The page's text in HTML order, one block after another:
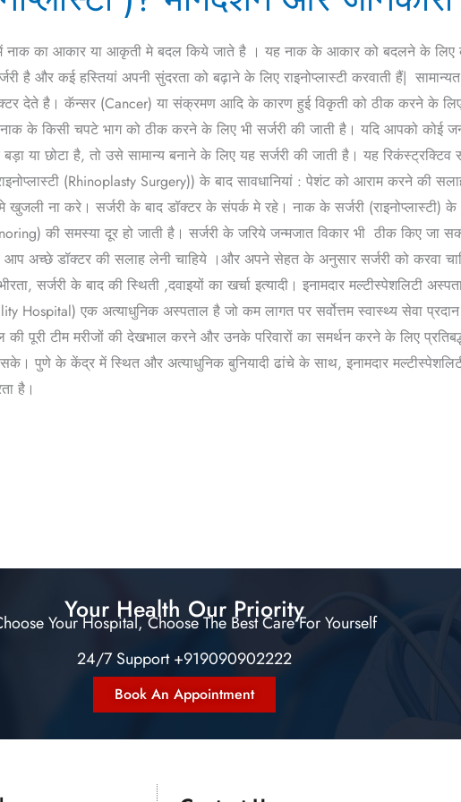
नाक का आकार या आकृती मे बदल किये जाते है । यह नाक के आकार को बदलने के लिए
है और कई हस्तियां अपनी सुंदरता को बढ़ाने के लिए राइनोप्लास्टी करवाती हैं|
देते है। कॅन्सर (Cancer) या संक्रमण आदि के कारण हुई विकृती को ठीक करने के
के किसी चपटे भाग को ठीक करने के लिए भी सर्जरी की जाती है। यदि आपको कोई
या छोटा है, तो उसे सामान्य बनाने के लिए यह सर्जरी की जाती है। यह
(Rhinoplasty Surgery)) के बाद सावधानियां : पेशंट को आराम करने की
खुजली ना करे। सर्जरी के बाद डॉक्टर के संपर्क मे रहे। नाक के सर्जरी
की समस्या दूर हो जाती है। सर्जरी के जरिये जन्मजात विकार भी ठीक किए
डॉक्टर की सलाह लेनी चाहिये ।और अपने सेहत के अनुसार सर्जरी को करवा
सर्जरी के बाद की स्थिती ,दवाइयों का खर्चा इत्यादी। इनामदार मल्टीस्पेशलिटी
Hospital) एक अत्याधुनिक अस्पताल है जो कम लागत पर सर्वोत्तम स्वास्थ्य सेवा
की पूरी टीम मरीजों की देखभाल करने और उनके परिवारों का समर्थन करने के लिए
पुणे के केंद्र में स्थित और अत्याधुनिक बुनियादी ढांचे के साथ, इनामदार
है।
Your Health Our Priority
Your Hospital, Choose The Best Care For Yourself
24/7 Support +919090902222
Book An Appointment